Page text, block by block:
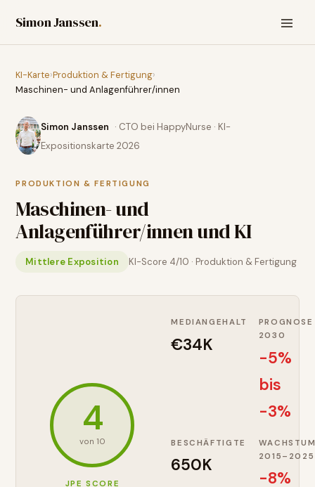
Simon Janssen.
KI-Karte›Produktion & Fertigung›
Maschinen- und Anlagenführer/innen
Simon Janssen · CTO bei HappyNurse · KI-
Expositionskarte 2026
PRODUKTION & FERTIGUNG
Maschinen- und
Anlagenführer/innenund KI
Mittlere Exposition KI-Score 4/10 · Produktion & Fertigung
4
von 10
JPE SCORE
MEDIANGEHALT
€34K
PROGNOSE
2030
-5%
bis
-3%
BESCHÄFTIGTE
650K
2015–2025
-8%